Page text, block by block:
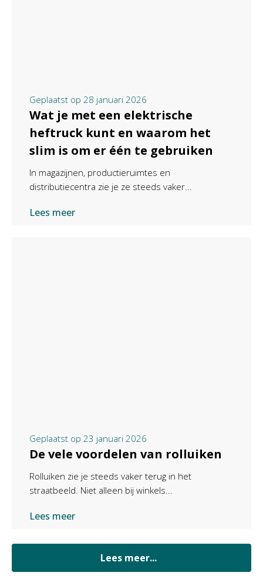
Geplaatst op 28 januari 2026
Wat je met een elektrische
heftruck kunt en waarom het
slim is om er één te gebruiken
In magazijnen, productieruimtes en
distributiecentra zie je ze steeds vaker...
Lees meer
Geplaatst op 23 januari 2026
De vele voordelen van rolluiken
Rolluiken zie je steeds vaker terug in het
straatbeeld. Niet alleen bij winkels...
Lees meer
Lees meer...